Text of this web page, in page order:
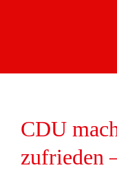
CDU
zufrieden